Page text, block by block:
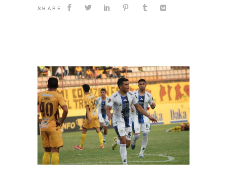
SHARE